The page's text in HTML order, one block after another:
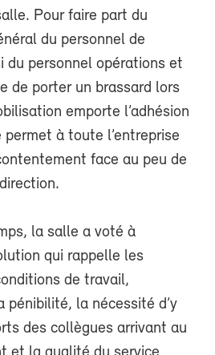
Pour faire part du
du personnel de
du personnel opérations et
de porter un brassard lors
emporte l’adhésion
permet à toute l’entreprise
face au peu de
la salle a voté à
qui rappelle les
de travail,
pénibilité, la nécessité d’y
des collègues arrivant au